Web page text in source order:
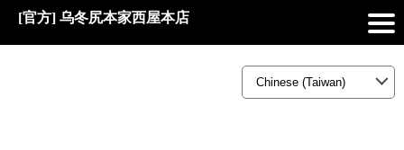
[官方] 乌冬尻本家西屋本店